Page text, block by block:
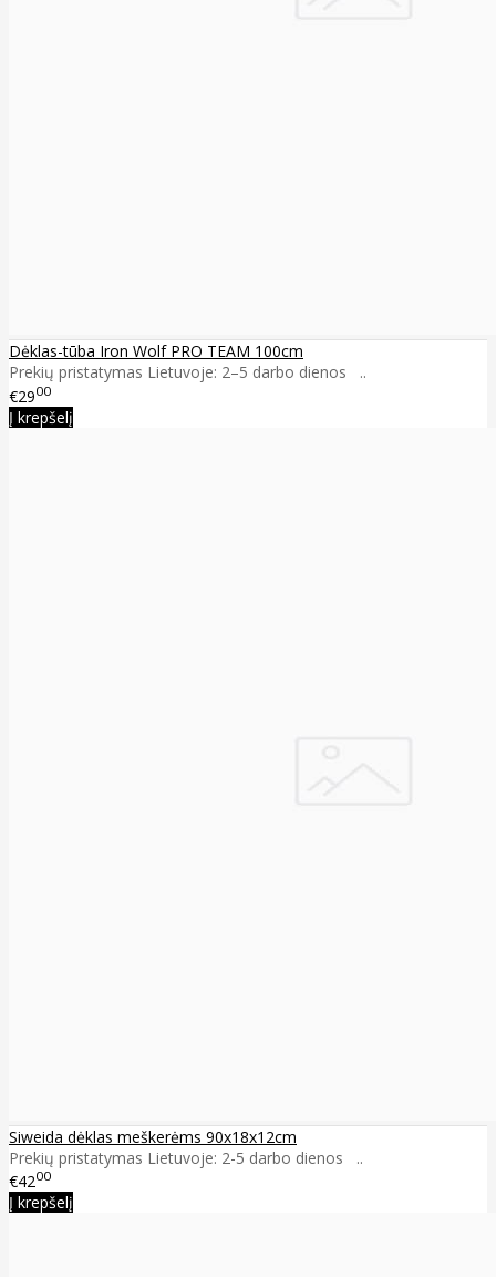
Dėklas-tūba Iron Wolf PRO TEAM 100cm
Prekių pristatymas Lietuvoje: 2–5 darbo dienos ..
€2900
Į krepšelį
Siweida dėklas meškerėms 90x18x12cm
Prekių pristatymas Lietuvoje: 2-5 darbo dienos ..
€4200
Į krepšelį